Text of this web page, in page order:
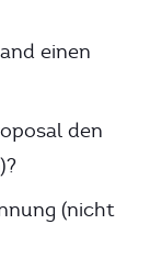
einen
den
(nicht